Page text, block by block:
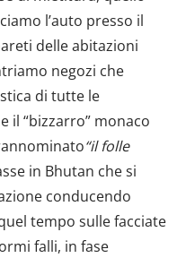
contenuti ed
social media e per
inoltre
combinarle
loro o che hanno
servizi.
l’auto presso il
delle abitazioni
negozi che
di tutte le
il “bizzarro” monaco
“il folle
in Bhutan che si
conducendo
tempo sulle facciate
falli, in fase